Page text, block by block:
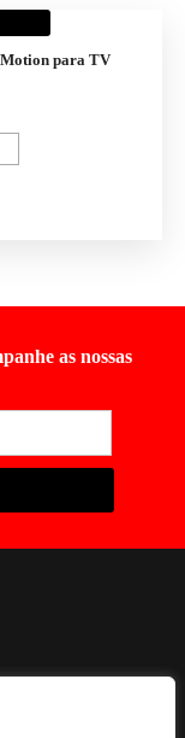
para TV
as nossas